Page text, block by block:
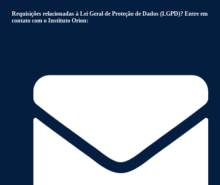
Requisições relacionadas à Lei Geral de Proteção de Dados (LGPD)? Entre em
contato com o Instituto Orion: